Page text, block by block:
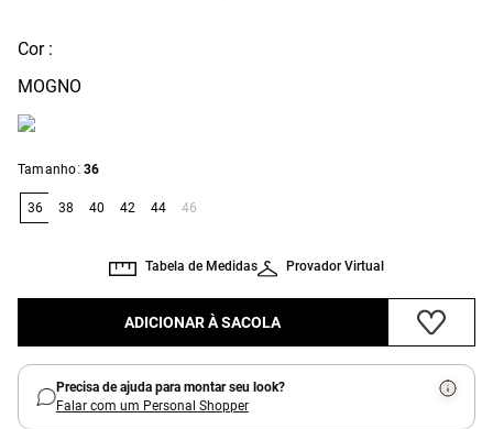
Cor :
MOGNO
Tamanho: 36
36 38 40 42 44 46
Provador Virtual
Tabela de Medidas
ADICIONAR À SACOLA
Precisa de ajuda para montar seu look?
Falar com um Personal Shopper